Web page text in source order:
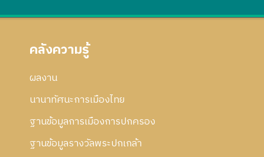
คลังความรู้
ผลงาน
นานาทัศนะการเมืองไทย
ฐานข้อมูลการเมืองการปกครอง
ฐานข้อมูลรางวัลพระปกเกล้า